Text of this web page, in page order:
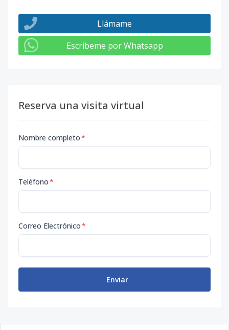
Llámame
Escribeme por Whatsapp
Reserva una visita virtual
Nombre completo*
Teléfono*
Correo Electrónico*
Enviar